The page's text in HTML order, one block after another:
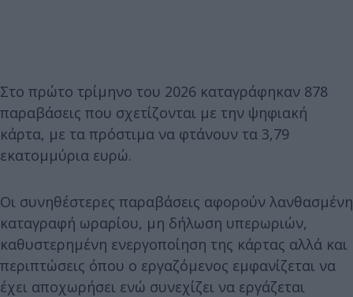
Στο πρώτο τρίμηνο του 2026 καταγράφηκαν 878
παραβάσεις που σχετίζονται με την ψηφιακή
κάρτα, με τα πρόστιμα να φτάνουν τα 3,79
εκατομμύρια ευρώ.
Οι συνηθέστερες παραβάσεις αφορούν λανθασμένη
καταγραφή ωραρίου, μη δήλωση υπερωριών,
καθυστερημένη ενεργοποίηση της κάρτας αλλά και
περιπτώσεις όπου ο εργαζόμενος εμφανίζεται να
έχει αποχωρήσει ενώ συνεχίζει να εργάζεται